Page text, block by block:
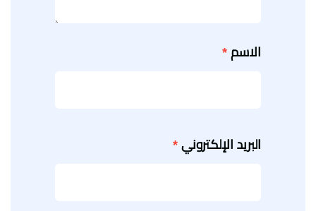
الاسم *
البريد الإلكتروني *